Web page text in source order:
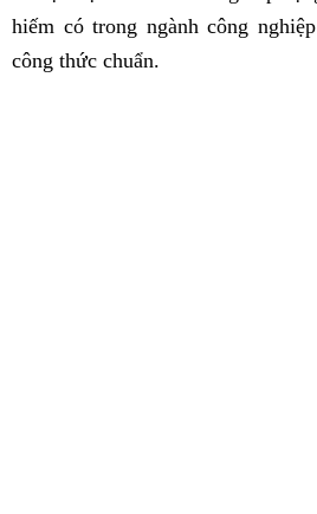
hiếm có trong ngành công
công thức chuẩn.